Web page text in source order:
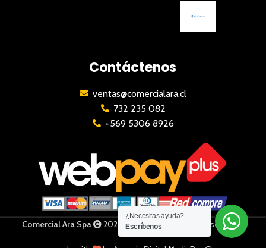
Contáctenos
ventas@comercialara.cl
732 235 082
+569 5306 8926
Comercial Ara Spa 2023 | Todos los derechos reservados
¿Necesitas ayuda?
Escríbenos